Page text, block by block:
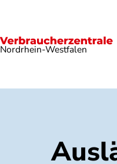
Nordrhein-Westfalen
Digitales